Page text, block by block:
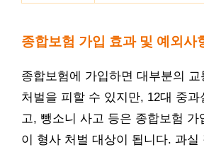
종합보험 가입 효과 및 예외사
종합보험에 가입하면 대부분의
처벌을 피할 수 있지만, 12대 중
고, 뺑소니 사고 등은 종합보험 가
이 형사 처벌 대상이 됩니다. 과실